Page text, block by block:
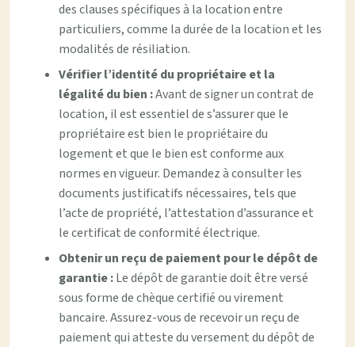
des clauses spécifiques à la location entre
particuliers, comme la durée de la location et les
modalités de résiliation.
Vérifier l’identité du propriétaire et la
légalité du bien :Avant de signer un contrat de
location, il est essentiel de s’assurer que le
propriétaire est bien le propriétaire du
logement et que le bien est conforme aux
normes en vigueur. Demandez à consulter les
documents justificatifs nécessaires, tels que
l’acte de propriété, l’attestation d’assurance et
le certificat de conformité électrique.
Obtenir un reçu de paiement pour le dépôt de
garantie :Le dépôt de garantie doit être versé
sous forme de chèque certifié ou virement
bancaire. Assurez-vous de recevoir un reçu de
paiement qui atteste du versement du dépôt de